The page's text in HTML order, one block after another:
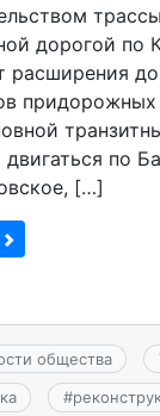
дорогой по
расширения
придорожных
двигаться по
[…]
общества
#